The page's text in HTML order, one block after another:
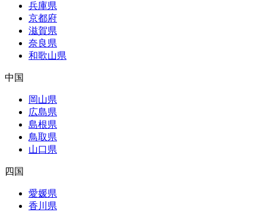
兵庫県
京都府
滋賀県
奈良県
和歌山県
中国
岡山県
広島県
島根県
鳥取県
山口県
四国
愛媛県
香川県